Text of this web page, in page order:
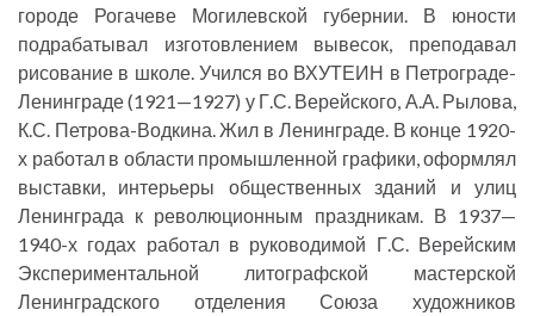
городе Рогачеве Могилевской губернии. В юности
подрабатывал изготовлением вывесок, преподавал
рисование в школе. Учился во ВХУТЕИН в Петрограде-
Ленинграде (1921—1927) у Г.С. Верейского, А.А. Рылова,
К.С. Петрова-Водкина. Жил в Ленинграде. В конце 1920-
х работал в области промышленной графики, оформлял
выставки, интерьеры общественных зданий и улиц
Ленинграда к революционным праздникам. В 1937—
1940-х годах работал в руководимой Г.С. Верейским
Экспериментальной литографской мастерской
Ленинградского отделения Союза художников